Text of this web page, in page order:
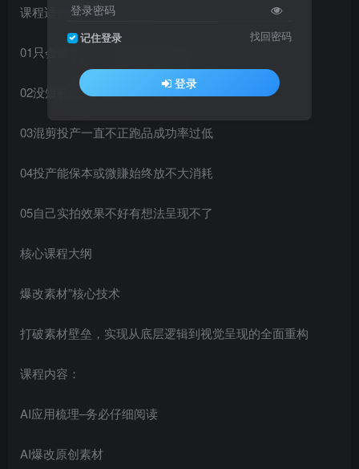
课程适合什么人群学习?
01只会做商品卡渠道短视频渠道没量
02没短视频实拍团队采买素材费用高
03混剪投产一直不正跑品成功率过低
04投产能保本或微賺始终放不大消耗
05自己实拍效果不好有想法呈现不了
核心课程大纲
爆改素材”核心技术
打破素材壁垒，实现从底层逻辑到视觉呈现的全面重构
课程内容：
AI应用梳理–务必仔细阅读
AI爆改原创素材
登录密码
记住登录 找回密码
登录